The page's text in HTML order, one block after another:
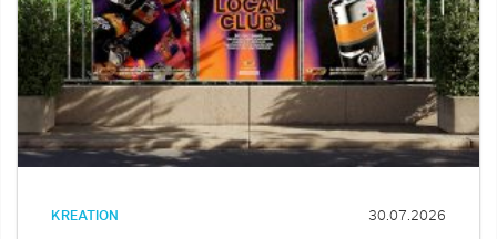
KREATION 30.07.2026